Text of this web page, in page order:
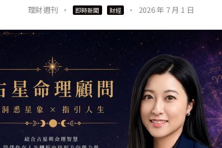
理財週刊 · 即時新聞 財經 · 2026 年 7 月 1 日